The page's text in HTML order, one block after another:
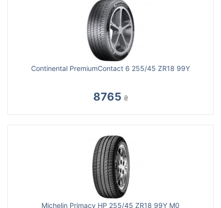
Continental PremiumContact 6 255/45 ZR18 99Y
8765 ₴
Michelin Primacy HP 255/45 ZR18 99Y M0